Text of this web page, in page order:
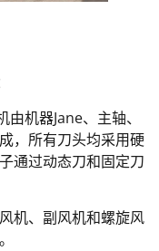
机器Jane、主轴、
，所有刀头均采用硬
通过动态刀和固定刀
机、副风机和螺旋风